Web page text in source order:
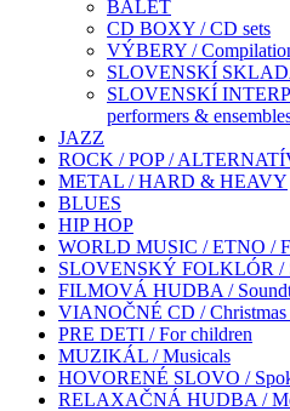
BALET
CD BOXY / CD sets
VÝBERY /
SLOVENSKÍ
SLOVENSKÍ
performers &
JAZZ
ROCK / POP /
METAL / HARD & HEAVY
BLUES
HIP HOP
WORLD MUSIC / ETNO /
SLOVENSKÝ FOLKLÓR /
FILMOVÁ HUDBA /
VIANOČNÉ CD / Christmas
PRE DETI / For children
MUZIKÁL / Musicals
HOVORENÉ SLOVO /
RELAXAČNÁ HUDBA /